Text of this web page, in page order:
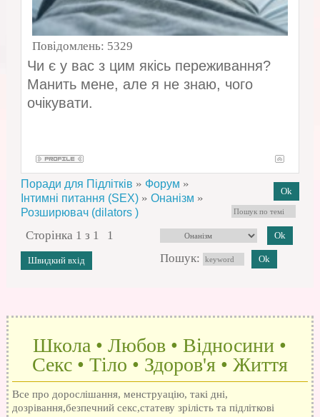
Повідомлень: 5329
Чи є у вас з цим якісь переживання?
Манить мене, але я не знаю, чого
очікувати.
Поради для Підлітків » Форум »
Інтимні питання (SEX) » Онанізм »
Розширювач (dilators )
Сторінка 1 з 1
1
Пошук:
Школа • Любов • Відносини •
Секс • Тіло • Здоров'я • Життя
Все про дорослішання, менструацію, такі дні,
дозрівання,безпечний секс,статеву зрілість та підліткові